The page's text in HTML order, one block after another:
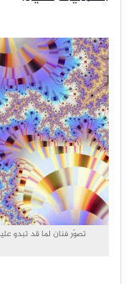
تصوّر فنان لما قد تبدو